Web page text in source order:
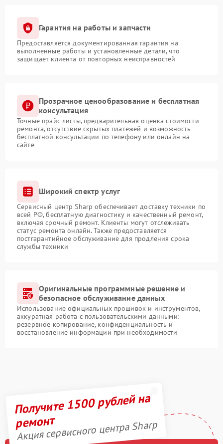
Гарантия на работы и запчасти
Предоставляется документированная гарантия на
выполненные работы и установленные детали, что
защищает клиента от повторных неисправностей
Прозрачное ценообразование и бесплатная
консультация
Точные прайс-листы, предварительная оценка стоимости
ремонта, отсутствие скрытых платежей и возможность
бесплатной консультации по телефону или онлайн на
сайте
Широкий спектр услуг
Сервисный центр Sharp обеспечивает доставку техники по
всей РФ, бесплатную диагностику и качественный ремонт,
включая срочный ремонт. Клиенты могут отслеживать
статус ремонта онлайн. Также предоставляется
постгарантийное обслуживание для продления срока
службы техники
Оригинальные программные решение и
безопасное обслуживание данных
Использование официальных прошивок и инструментов,
аккуратная работа с пользовательскими данными:
резервное копирование, конфиденциальность и
восстановление информации при необходимости
Получите 1500 рублей на
ремонт
Акция сервисного центра Sharp